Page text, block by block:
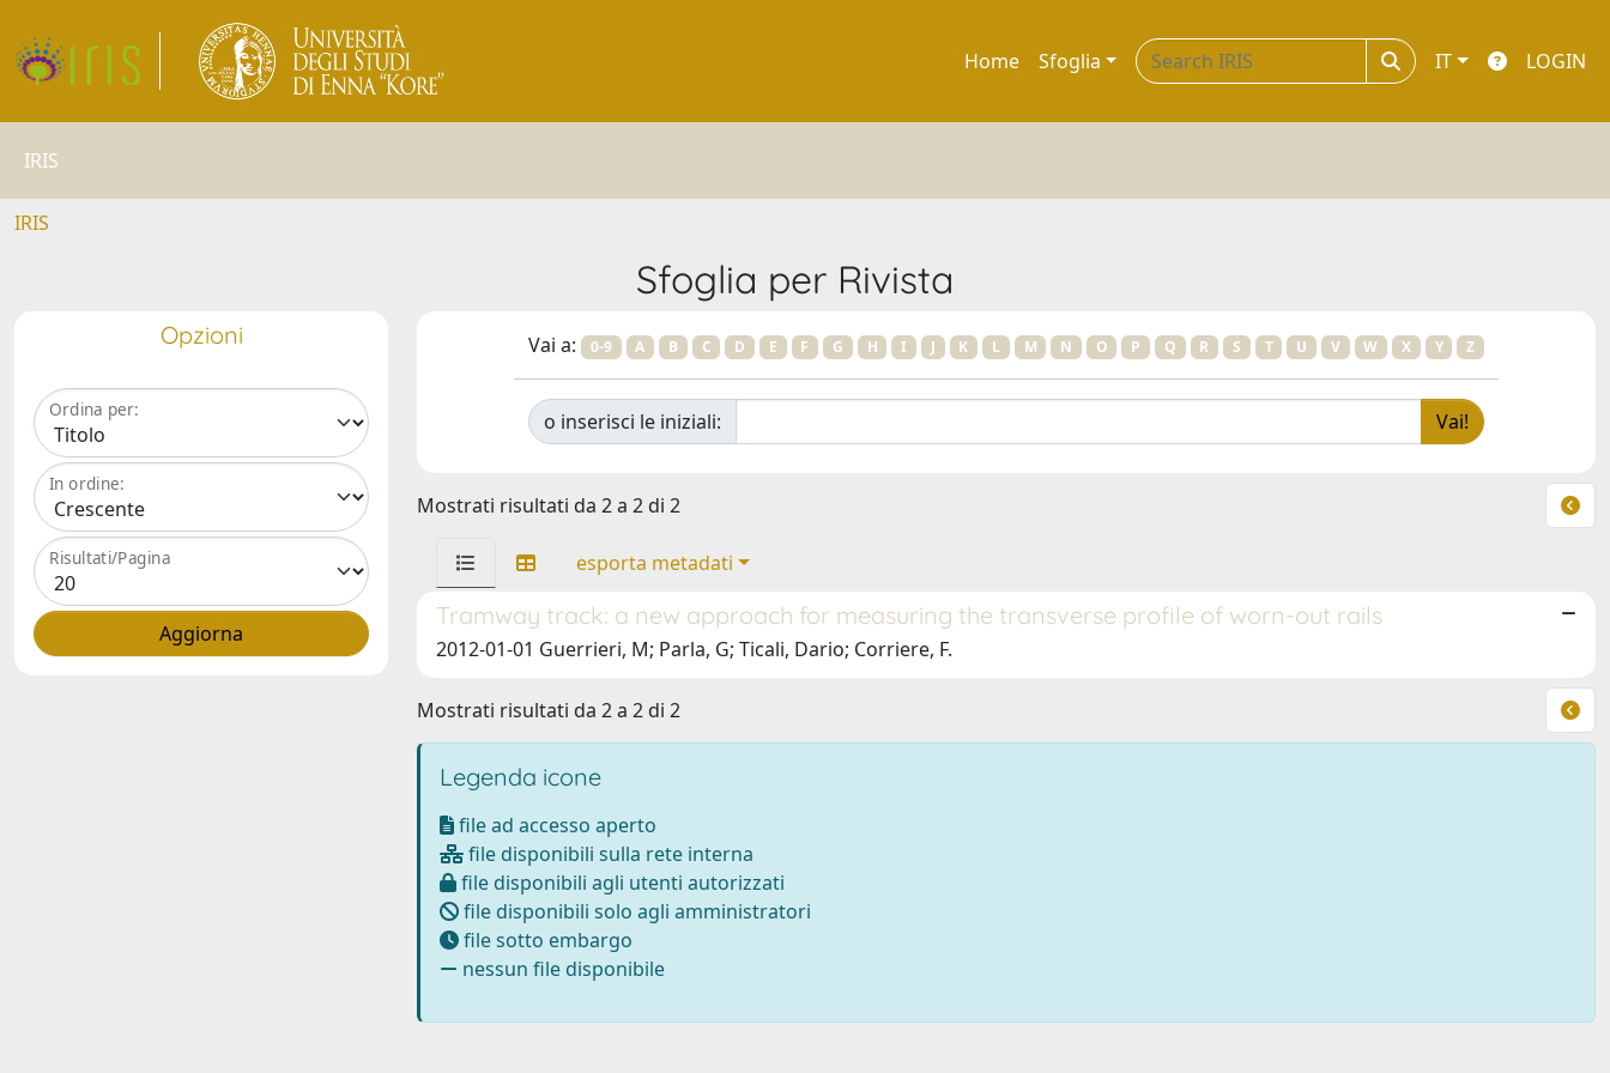
Home Sfoglia IT LOGIN
IRIS
IRIS
Sfoglia per Rivista
Opzioni
Ordina per:
In ordine:
Risultati/Pagina
Vai a: 0-9 A B C D E F G H I J K L M N O P Q R S T U V W X Y Z
o inserisci le iniziali:
Mostrati risultati da 2 a 2 di 2
esporta metadati
Tramway track: a new approach for measuring the transverse profile of worn-out rails
2012-01-01 Guerrieri, M; Parla, G; Ticali, Dario; Corriere, F.
Mostrati risultati da 2 a 2 di 2
Legenda icone
file ad accesso aperto
file disponibili sulla rete interna
file disponibili agli utenti autorizzati
file disponibili solo agli amministratori
file sotto embargo
nessun file disponibile